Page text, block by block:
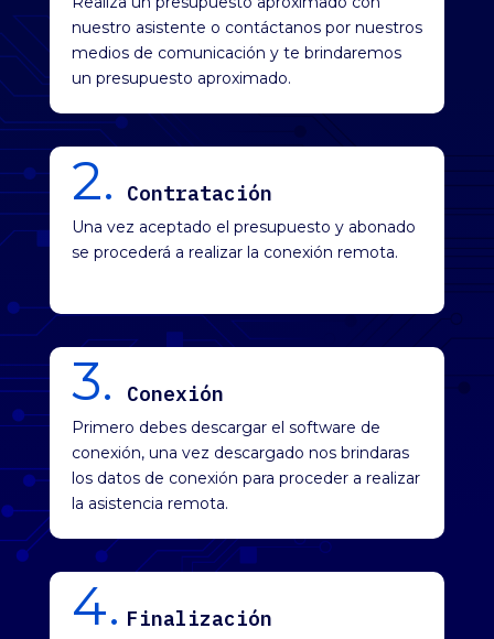
nuestro asistente o contáctanos por nuestros
medios de comunicación y te brindaremos
un presupuesto aproximado.
2. Contratación
Una vez aceptado el presupuesto y abonado
se procederá a realizar la conexión remota.
3. Conexión
Primero debes descargar el software de
conexión, una vez descargado nos brindaras
los datos de conexión para proceder a realizar
la asistencia remota.
4. Finalización